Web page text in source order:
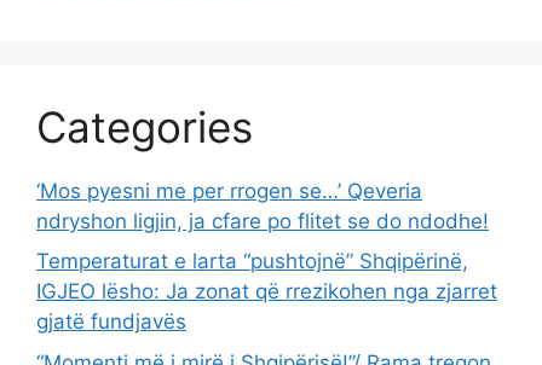
Categories
‘Mos pyesni me per rrogen se…’ Qeveria
ndryshon ligjin, ja cfare po flitet se do ndodhe!
Temperaturat e larta “pushtojnë” Shqipërinë,
IGJEO lësho: Ja zonat që rrezikohen nga zjarret
gjatë fundjavës